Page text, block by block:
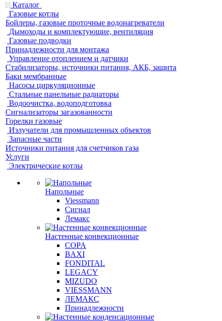
Каталог
Газовые котлы
Бойлеры, газовые проточные водонагреватели
Дымоходы и комплектующие, вентиляция
Газовые подводки
Принадлежности для монтажа
Управление отоплением и датчики
Стабилизаторы, источники питания, АКБ, защита
Баки мембранные
Насосы циркуляционные
Стальные панельные радиаторы
Водоочистка, водоподготовка
Сигнализаторы загазованности
Горелки газовые
Излучатели для промышленных объектов
Запасные части
Источники питания для счетчиков газа
Услуги
Электрические котлы
Напольные
Viessmann
Сигнал
Лемакс
Настенные конвекционные
COPA
BAXI
FONDITAL
LEGACY
MIZUDO
VIESSMANN
ЛЕМАКС
Принадлежности